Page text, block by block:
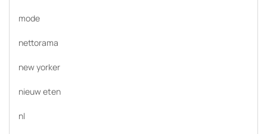
mode
nettorama
new yorker
nieuw eten
nl